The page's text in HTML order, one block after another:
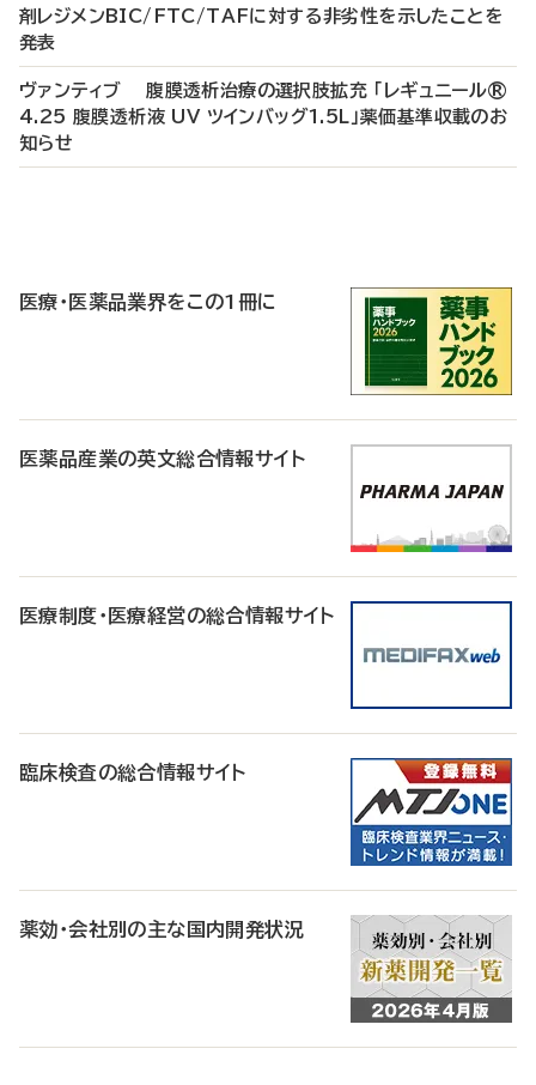
剤レジメンBIC/FTC/TAFに対する非劣性を示したことを
発表
ヴァンティブ 腹膜透析治療の選択肢拡充 「レギュニール®
4.25 腹膜透析液 UV ツインバッグ1.5L」薬価基準収載のお
知らせ
医療・医薬品業界をこの1冊に
医薬品産業の英文総合情報サイト
医療制度・医療経営の総合情報サイト
臨床検査の総合情報サイト
薬効・会社別の主な国内開発状況